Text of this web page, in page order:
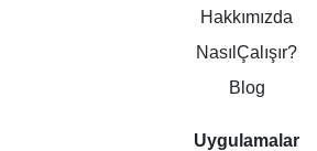
Hakkımızda
NasılÇalışır?
Blog
Uygulamalar